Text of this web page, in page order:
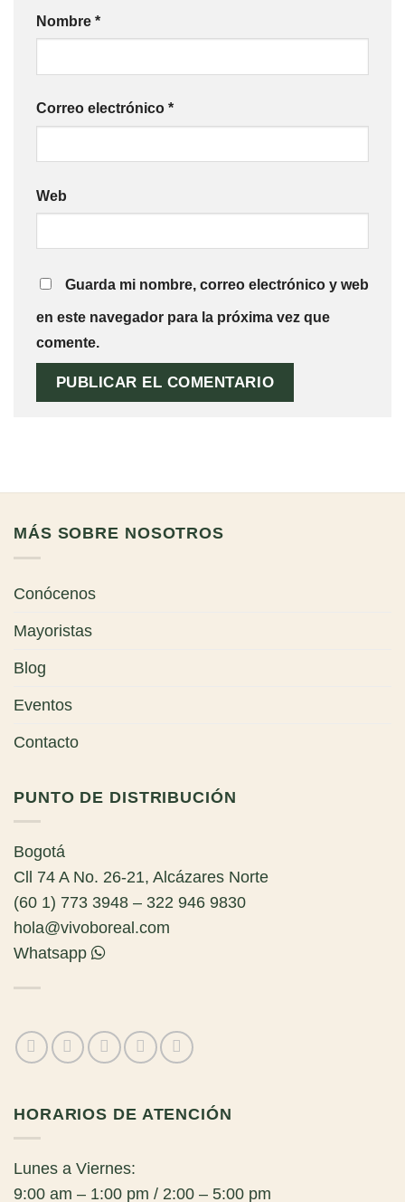
Nombre *
Correo electrónico *
Web
Guarda mi nombre, correo electrónico y web
en este navegador para la próxima vez que
comente.
MÁS SOBRE NOSOTROS
Conócenos
Mayoristas
Blog
Eventos
Contacto
PUNTO DE DISTRIBUCIÓN
Bogotá
Cll 74 A No. 26-21, Alcázares Norte
(60 1) 773 3948 – 322 946 9830
hola@vivoboreal.com
Whatsapp
HORARIOS DE ATENCIÓN
Lunes a Viernes:
9:00 am – 1:00 pm / 2:00 – 5:00 pm